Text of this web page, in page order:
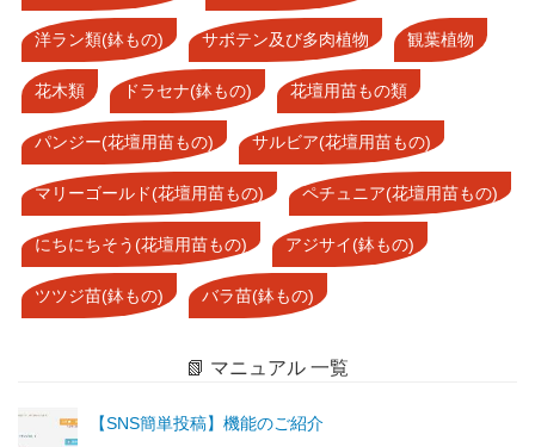
洋ラン類(鉢もの) サボテン及び多肉植物 観葉植物
花木類 ドラセナ(鉢もの) 花壇用苗もの類
パンジー(花壇用苗もの) サルビア(花壇用苗もの)
マリーゴールド(花壇用苗もの) ペチュニア(花壇用苗もの)
にちにちそう(花壇用苗もの) アジサイ(鉢もの)
ツツジ苗(鉢もの) バラ苗(鉢もの)
📗 マニュアル 一覧
【SNS簡単投稿】機能のご紹介